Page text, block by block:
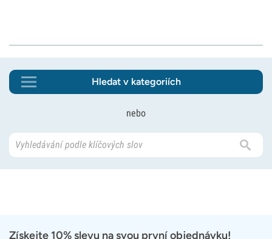
Hledat v kategoriích
nebo
Získejte 10% slevu na svou první objednávku!